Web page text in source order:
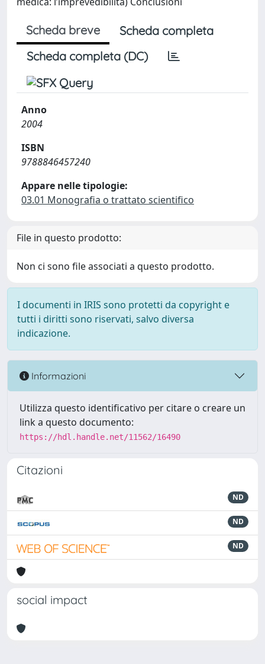
Scheda breve
Scheda completa
Scheda completa (DC)
Anno
2004
ISBN
9788846457240
Appare nelle tipologie:
03.01 Monografia o trattato scientifico
File in questo prodotto:
Non ci sono file associati a questo prodotto.
I documenti in IRIS sono protetti da copyright e
tutti i diritti sono riservati, salvo diversa
indicazione.
Informazioni
Utilizza questo identificativo per citare o creare un
link a questo documento:
https://hdl.handle.net/11562/16490
Citazioni
ND
ND
ND
social impact